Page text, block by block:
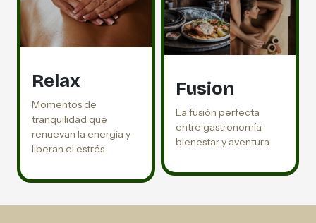
Relax
Momentos de
tranquilidad que
renuevan la energía y
liberan el estrés
Fusion
La fusión perfecta
entre gastronomía,
bienestar y aventura